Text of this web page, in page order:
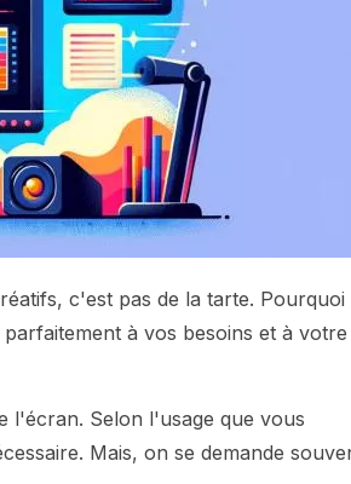
c'est pas de la tarte. Pourquoi
à vos besoins et à votre
l'écran. Selon l'usage que vous
Mais, on se demande